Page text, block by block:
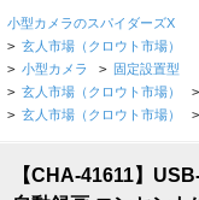
小型カメラのスパイダーズX
> 玄人市場（クロウト市場）
> 小型カメラ > 固定設置型
> 玄人市場（クロウト市場） >
> 玄人市場（クロウト市場） >
【CHA-41611】